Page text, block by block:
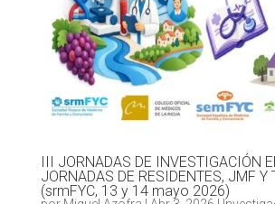
III JORNADAS DE INVESTIGACIÓN
JORNADAS DE RESIDENTES, JMF Y
(srmFYC, 13 y 14 mayo 2026)